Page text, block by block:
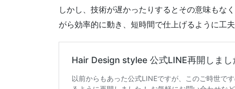
しかし、技術が遅かったりするとその意味もな
がら効率的に動き、短時間で仕上げるように工夫